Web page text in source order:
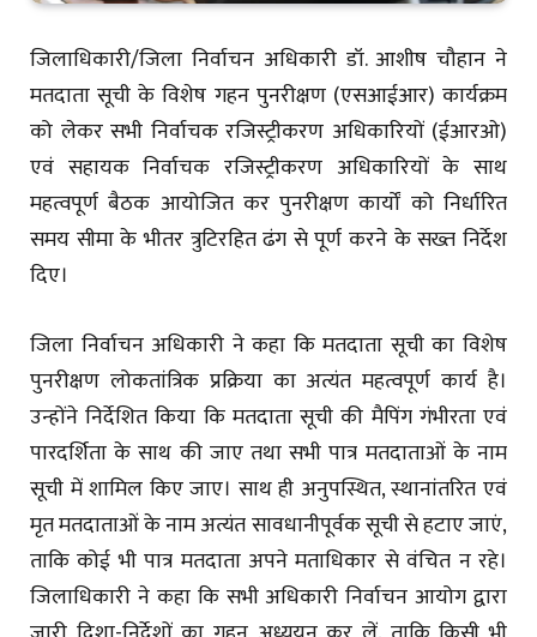
जिलाधिकारी/जिला निर्वाचन अधिकारी डॉ. आशीष चौहान ने
मतदाता सूची के विशेष गहन पुनरीक्षण (एसआईआर) कार्यक्रम
को लेकर सभी निर्वाचक रजिस्ट्रीकरण अधिकारियों (ईआरओ)
एवं सहायक निर्वाचक रजिस्ट्रीकरण अधिकारियों के साथ
महत्वपूर्ण बैठक आयोजित कर पुनरीक्षण कार्यों को निर्धारित
समय सीमा के भीतर त्रुटिरहित ढंग से पूर्ण करने के सख्त निर्देश
दिए।
जिला निर्वाचन अधिकारी ने कहा कि मतदाता सूची का विशेष
पुनरीक्षण लोकतांत्रिक प्रक्रिया का अत्यंत महत्वपूर्ण कार्य है।
उन्होंने निर्देशित किया कि मतदाता सूची की मैपिंग गंभीरता एवं
पारदर्शिता के साथ की जाए तथा सभी पात्र मतदाताओं के नाम
सूची में शामिल किए जाए। साथ ही अनुपस्थित, स्थानांतरित एवं
मृत मतदाताओं के नाम अत्यंत सावधानीपूर्वक सूची से हटाए जाएं,
ताकि कोई भी पात्र मतदाता अपने मताधिकार से वंचित न रहे।
जिलाधिकारी ने कहा कि सभी अधिकारी निर्वाचन आयोग द्वारा